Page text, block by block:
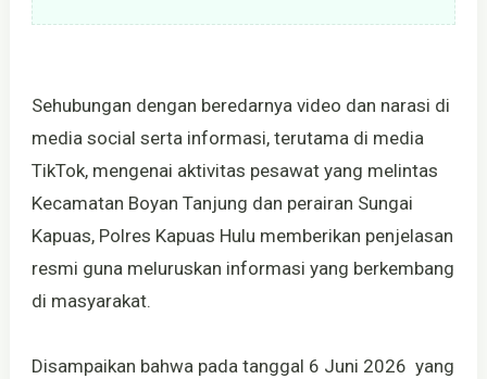
Sehubungan dengan beredarnya video dan narasi di
media social serta informasi, terutama di media
TikTok, mengenai aktivitas pesawat yang melintas
Kecamatan Boyan Tanjung dan perairan Sungai
Kapuas, Polres Kapuas Hulu memberikan penjelasan
resmi guna meluruskan informasi yang berkembang
di masyarakat.
Disampaikan bahwa pada tanggal 6 Juni 2026 yang